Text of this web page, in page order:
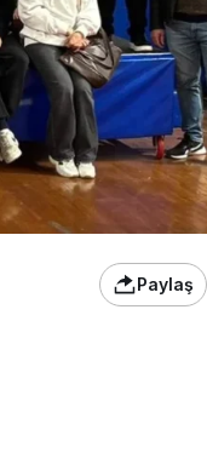
Paylaş